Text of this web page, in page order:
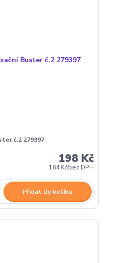
č.2 279397
198 Kč
164 Kčbez DPH
Přidat do košíku